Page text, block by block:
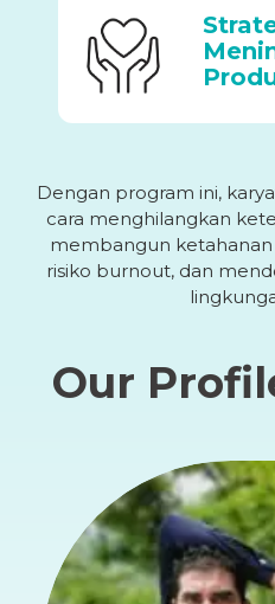
Dengan program ini,
cara menghilangkan
membangun ketahanan
risiko burnout, dan
Our